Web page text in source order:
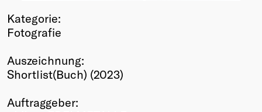
Info
Members
Friends of Creativity
Winners
2026
Kategorie:
Fotografie
Auszeichnung:
Shortlist(Buch) (2023)
Auftraggeber: